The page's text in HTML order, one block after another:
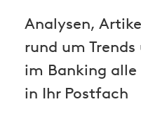
Analysen,
rund um
im Banking
in Ihr Postfach